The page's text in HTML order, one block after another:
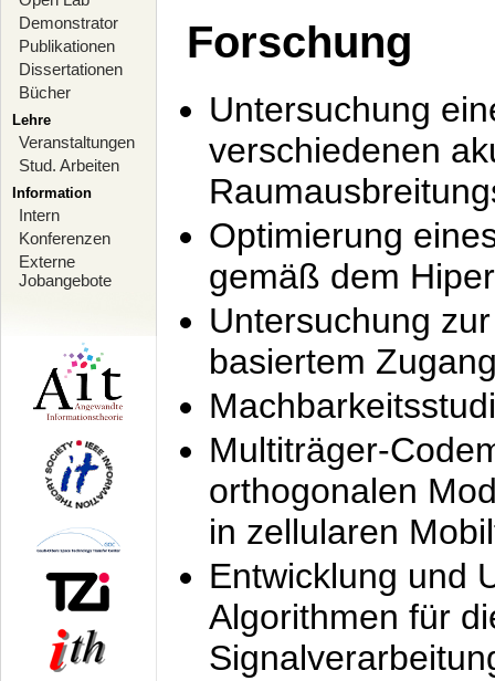
Demonstrator
Publikationen
Dissertationen
Bücher
Lehre
Veranstaltungen
Stud. Arbeiten
Information
Intern
Konferenzen
Externe
Jobangebote
Forschung
Untersuchung
verschiedenen
Optimierung
gemäß dem
Untersuchung
basiertem
Multiträger-
orthogonalen
in zellularen
Entwicklung und
Algorithmen für